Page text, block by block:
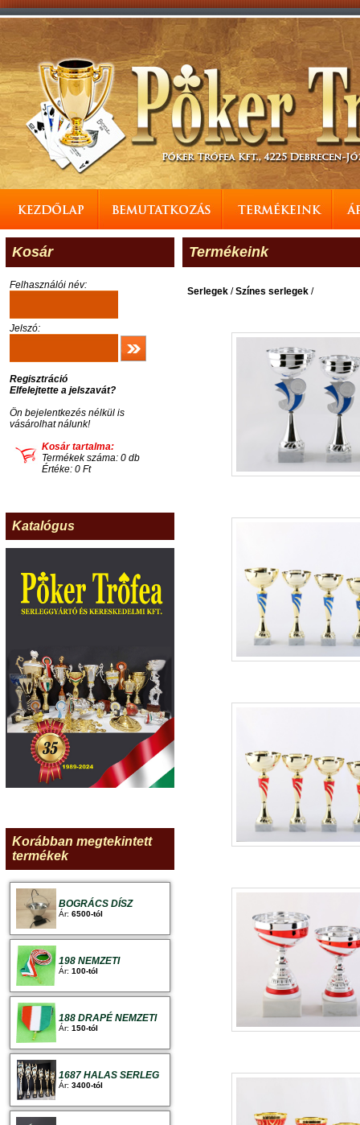
Kosár
Felhasználói név:
Jelszó:
Regisztráció
Elfelejtette a jelszavát?
Ön bejelentkezés nélkül is
vásárolhat nálunk!
Kosár tartalma:
Termékek száma: 0 db
Értéke: 0 Ft
Katalógus
Korábban megtekintett
termékek
BOGRÁCS DÍSZ
Ár: 6500-tól
198 NEMZETI
Ár: 100-tól
188 DRAPÉ NEMZETI
Ár: 150-tól
1687 HALAS SERLEG
Ár: 3400-tól
Termékeink
Serlegek /Színes serlegek /